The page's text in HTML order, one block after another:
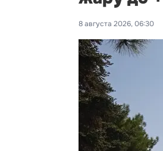
8 августа 2026, 06:30